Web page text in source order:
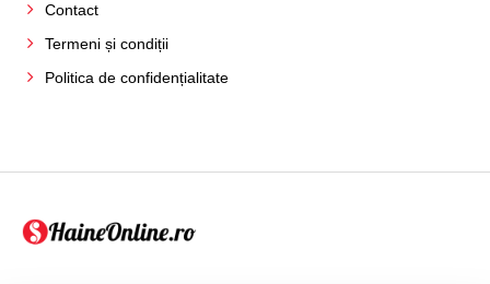
Contact
Termeni și condiții
Politica de confidențialitate